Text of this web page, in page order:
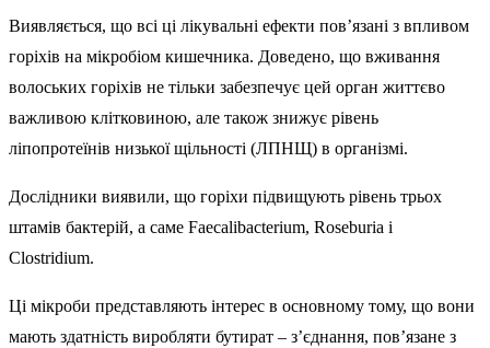
Виявляється, що всі ці лікувальні ефекти пов’язані з впливом
горіхів на мікробіом кишечника. Доведено, що вживання
волоських горіхів не тільки забезпечує цей орган життєво
важливою клітковиною, але також знижує рівень
ліпопротеїнів низької щільності (ЛПНЩ) в організмі.
Дослідники виявили, що горіхи підвищують рівень трьох
штамів бактерій, а саме Faecalibacterium, Roseburia і
Clostridium.
Ці мікроби представляють інтерес в основному тому, що вони
мають здатність виробляти бутират – з’єднання, пов’язане з